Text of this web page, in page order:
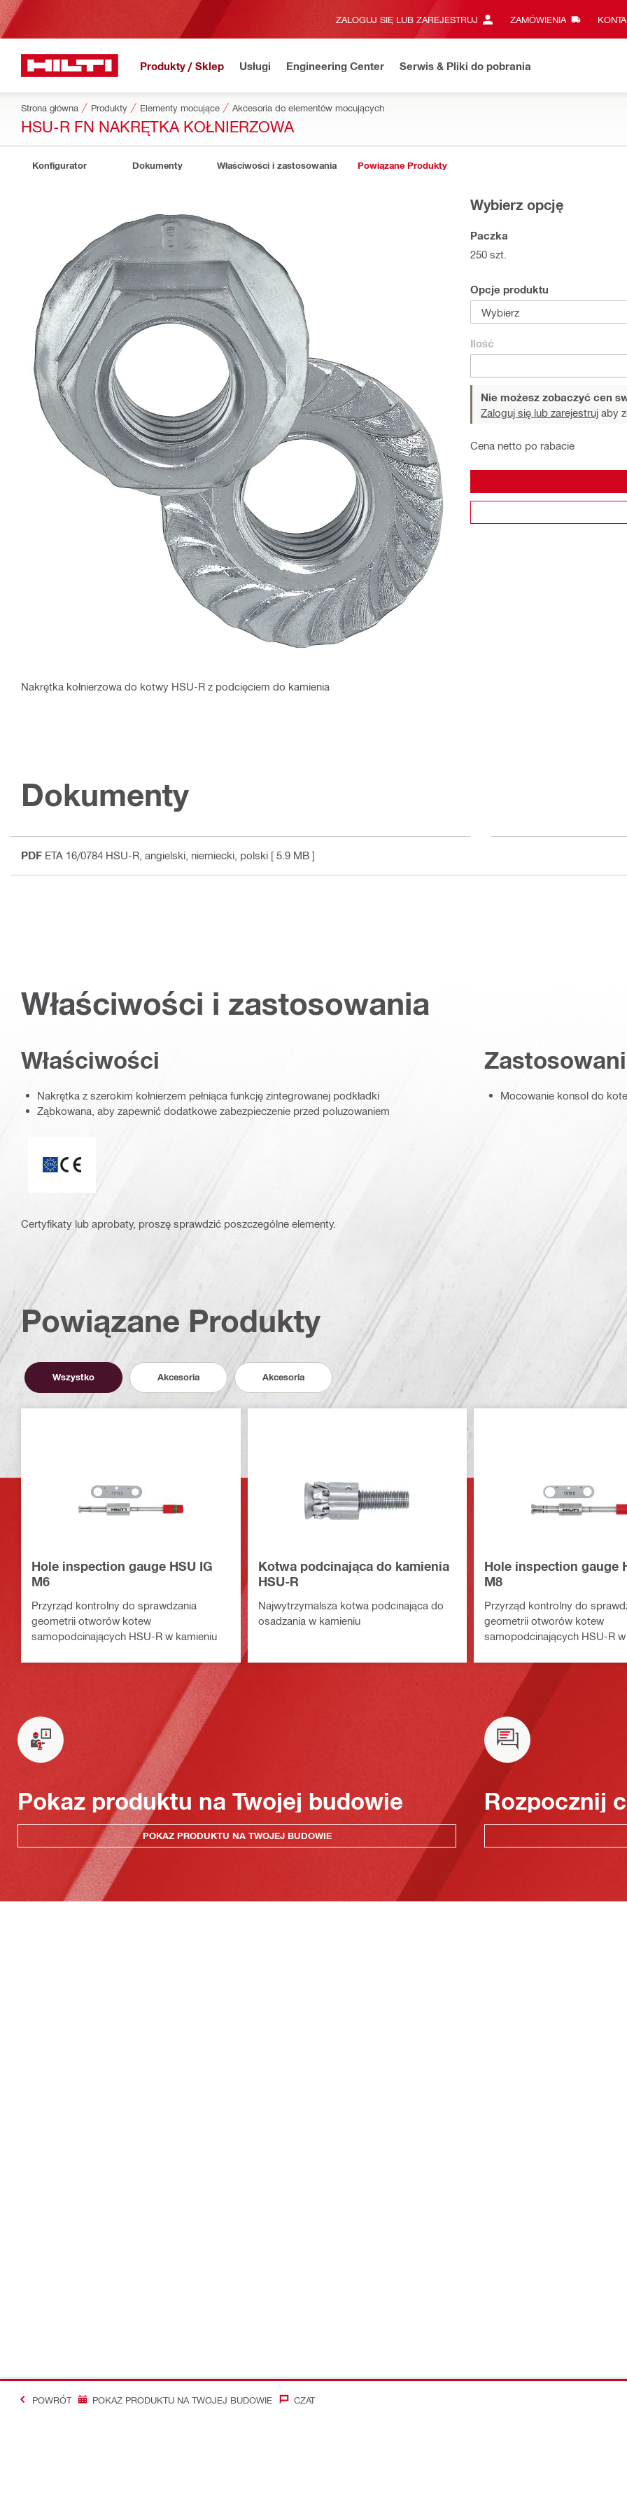
ZALOGUJ SIĘ LUB ZAREJESTRUJ ZAMÓWIENIA
Produkty / Sklep Usługi Engineering Center Serwis & Pliki do pobrania
Strona główna Produkty Elementy mocujące Akcesoria do elementów mocujących
HSU-R FN NAKRĘTKA KOŁNIERZOWA
Konfigurator Dokumenty Właściwości i zastosowania Powiązane Produkty
Nakrętka kołnierzowa do kotwy HSU-R z podcięciem do kamienia
Wybierz opcję
Paczka
250 szt.
Opcje produktu
Wybierz
Ilość
Nie możesz zobaczyć cen
Zaloguj się lub zarejestruj aby
Cena netto po rabacie
Dokumenty
PDF ETA 16/0784 HSU-R , angielski, niemiecki, polski [ 5.9 MB ]
Właściwości i zastosowania
Właściwości
Nakrętka z szerokim kołnierzem pełniąca funkcję zintegrowanej podkładki
Ząbkowana, aby zapewnić dodatkowe zabezpieczenie przed poluzowaniem
Mocowanie konsol do
Certyfikaty lub aprobaty, proszę sprawdzić poszczególne elementy.
Powiązane Produkty
Wszystko Akcesoria Akcesoria
Hole inspection gauge HSU IG
M6
Przyrząd kontrolny do sprawdzania
geometrii otworów kotew
samopodcinających HSU-R w kamieniu
Kotwa podcinająca do kamienia
HSU-R
Najwytrzymalsza kotwa podcinająca do
osadzania w kamieniu
Hole inspection gauge
M8
Przyrząd kontrolny do
geometrii otworów kotew
samopodcinających HSU-R
Pokaz produktu na Twojej budowie
POKAZ PRODUKTU NA TWOJEJ BUDOWIE
Rozpocznij
POWRÓT POKAZ PRODUKTU NA TWOJEJ BUDOWIE CZAT